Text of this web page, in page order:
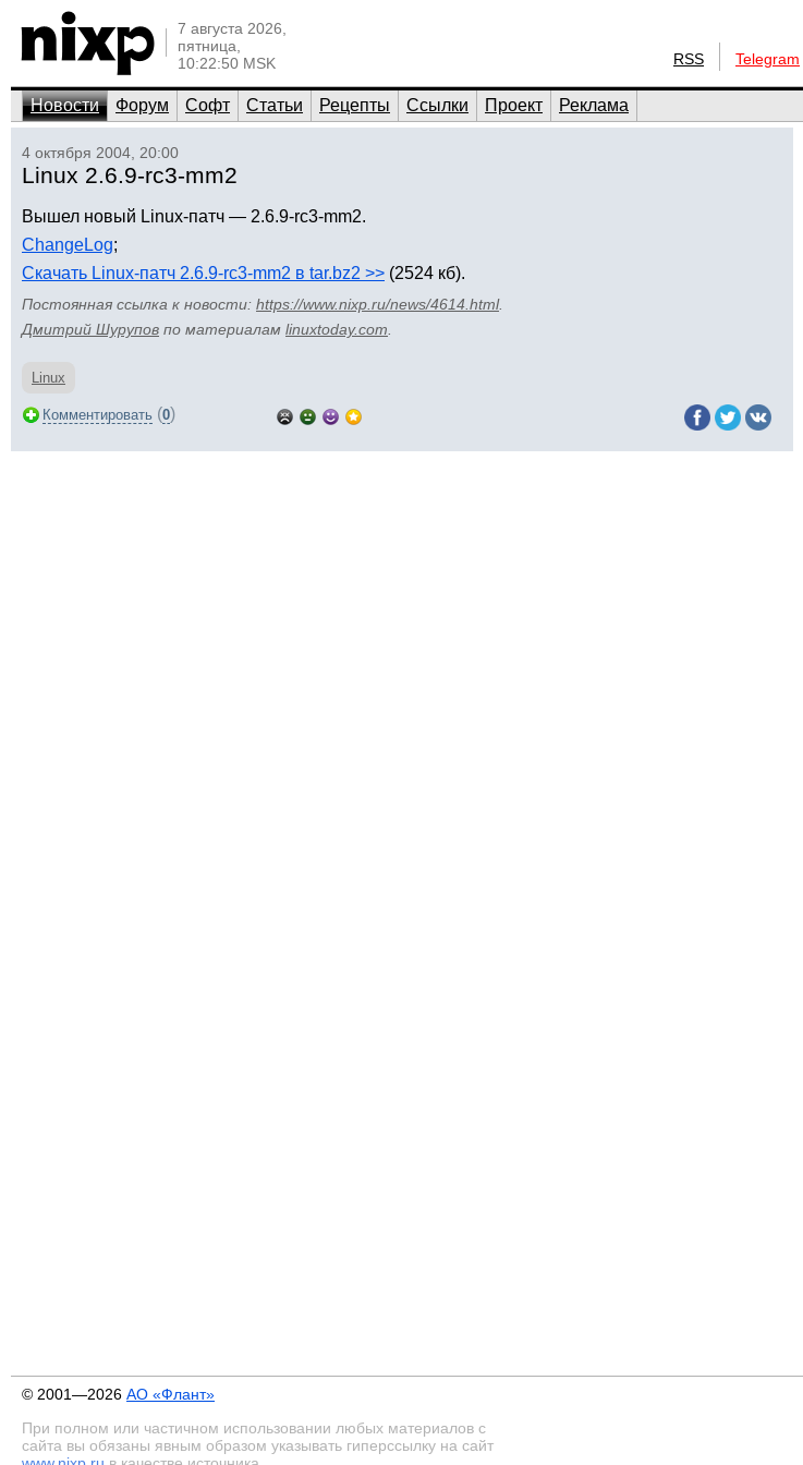
7 августа 2026,
пятница,
10:22:50 MSK
RSS Telegram
Новости Форум Софт Статьи Рецепты Ссылки Проект Реклама
4 октября 2004, 20:00
Linux 2.6.9-rc3-mm2
Вышел новый Linux-патч — 2.6.9-rc3-mm2.
ChangeLog;
Скачать Linux-патч 2.6.9-rc3-mm2 в tar.bz2 >> (2524 кб).
Постоянная ссылка к новости: https://www.nixp.ru/news/4614.html.
Дмитрий Шурупов по материалам linuxtoday.com
Linux
Комментировать (0)
© 2001—2026 АО «Флант»
При полном или частичном использовании любых материалов с
сайта вы обязаны явным образом указывать гиперссылку на сайт